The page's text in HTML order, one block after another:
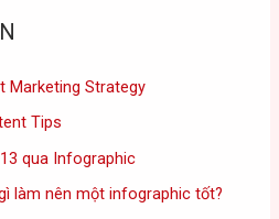
Marketing Strategy
Tips
qua Infographic
làm nên một infographic tốt?